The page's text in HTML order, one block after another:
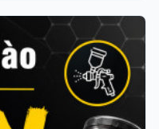
bụi bẩn, sơn văng